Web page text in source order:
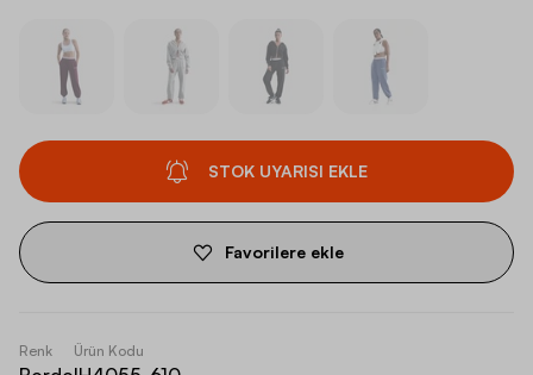
STOK UYARISI EKLE
Favorilere ekle
Renk Ürün Kodu